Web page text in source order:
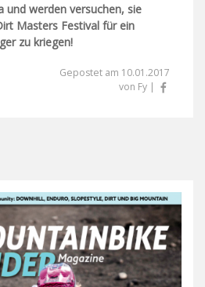
und werden versuchen, sie
Masters Festival für ein
zu kriegen!
Gepostet am 10.01.2017
von Fy |